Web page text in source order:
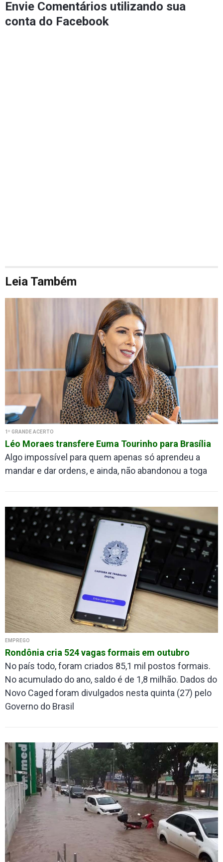
Envie Comentários utilizando sua
conta do Facebook
Leia Também
1º GRANDE ACERTO
Léo Moraes transfere Euma Tourinho para Brasília
Algo impossível para quem apenas só aprendeu a
mandar e dar ordens, e ainda, não abandonou a toga
EMPREGO
Rondônia cria 524 vagas formais em outubro
No país todo, foram criados 85,1 mil postos formais.
No acumulado do ano, saldo é de 1,8 milhão. Dados do
Novo Caged foram divulgados nesta quinta (27) pelo
Governo do Brasil